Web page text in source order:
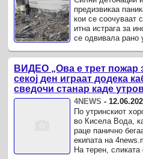
предизвикаа
кои се соочуваат
итна истрага за
се одвивала рано
ВИДЕО „Ова е трет пожар
секој ден играат додека
сведочи станар каде
4NEWS -
По утринскиот
во Кисела Вода,
раце панично
екипата на
На терен, сликата